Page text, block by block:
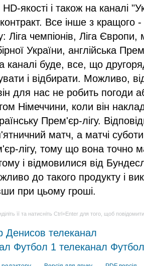
якості і також на каналі
Все інше з кращого
Ліга чемпіонів, Ліга Європи,
України, англійська
каналі буде, все, що
і відбирати. Можливо,
для нас не робить погоди
Німеччини, коли він
Прем'єр-лігу.
матч, а матчі
лігу, тому що вона точно
і відмовилися від
до такого продукту і
при цьому гроші.
її та натисніть Ctrl+Enter для того, щоб
Денисов телеканал
Футбол 1 телеканал